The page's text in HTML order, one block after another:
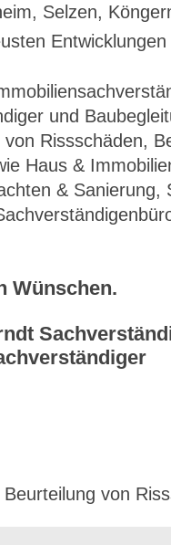
Selzen,
und
Rissschäden,
Haus &
& Sanierung,
Wünschen.
von